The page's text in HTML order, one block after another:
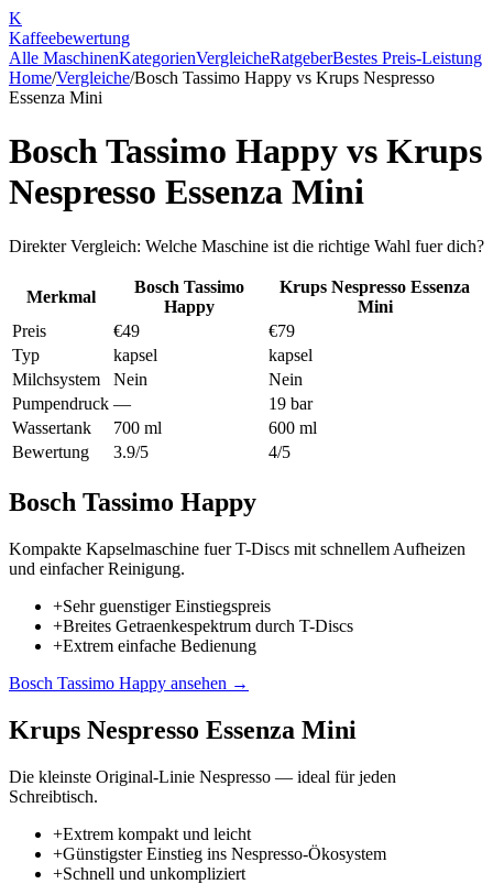
K
Kaffeebewertung
Alle MaschinenKategorienVergleicheRatgeberBestes Preis-Leistung
Home/Vergleiche/Bosch Tassimo Happy vs Krups Nespresso
Essenza Mini
Bosch Tassimo Happy vs Krups
Nespresso Essenza Mini
Direkter Vergleich: Welche Maschine ist die richtige Wahl fuer dich?
Merkmal
Bosch Tassimo
Happy
Krups Nespresso Essenza
Mini
Preis
€49
€79
Typ
kapsel
kapsel
Milchsystem
Nein
Nein
Pumpendruck —
19 bar
Wassertank
700 ml
600 ml
Bewertung
3.9/5 4/5
Bosch Tassimo Happy
Kompakte Kapselmaschine fuer T-Discs mit schnellem Aufheizen
und einfacher Reinigung.
+Sehr guenstiger Einstiegspreis
+Breites Getraenkespektrum durch T-Discs
+Extrem einfache Bedienung
Bosch Tassimo Happy ansehen →
Krups Nespresso Essenza Mini
Die kleinste Original-Linie Nespresso — ideal für jeden
Schreibtisch.
+Extrem kompakt und leicht
+Günstigster Einstieg ins Nespresso-Ökosystem
+Schnell und unkompliziert